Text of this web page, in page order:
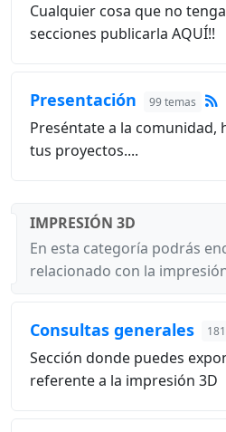
Cualquier cosa que no
secciones publicarla AQUÍ!!
Presentación 99 temas
Preséntate a la comunidad,
tus proyectos....
IMPRESIÓN 3D
En esta categoría podrás
relacionado con la
Consultas generales
Sección donde puedes
referente a la impresión 3D